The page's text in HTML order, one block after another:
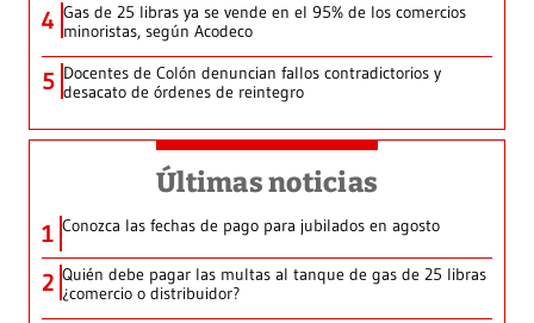
4 Gas de 25 libras ya se vende en el 95% de los comercios
minoristas, según Acodeco
5 Docentes de Colón denuncian fallos contradictorios y
desacato de órdenes de reintegro
Últimas noticias
1 Conozca las fechas de pago para jubilados en agosto
2 Quién debe pagar las multas al tanque de gas de 25 libras
¿comercio o distribuidor?